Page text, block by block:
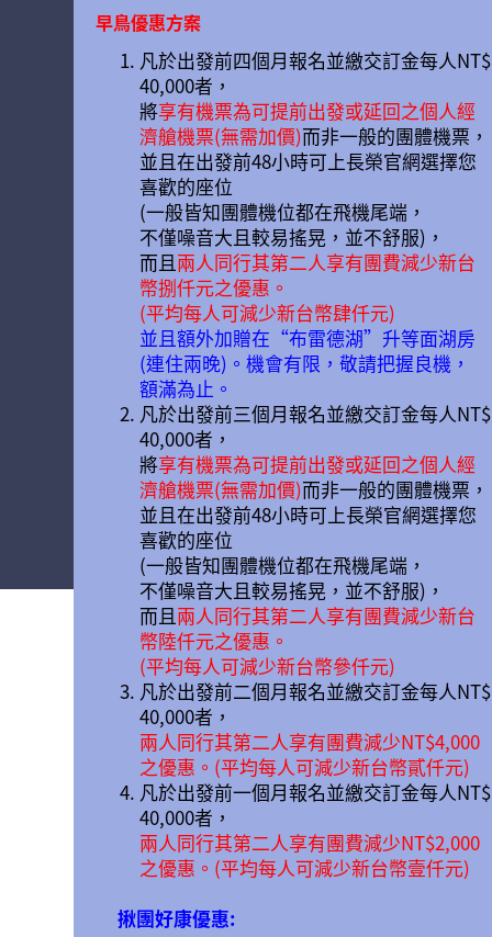
早鳥優惠方案
凡於出發前四個月報名並繳交訂金每人NT$
40,000者，
將享有機票為可提前出發或延回之個人經
濟艙機票(無需加價)而非一般的團體機票，
並且在出發前48小時可上長榮官網選擇您
喜歡的座位
(一般皆知團體機位都在飛機尾端，
不僅噪音大且較易搖晃，並不舒服)，
而且兩人同行其第二人享有團費減少新台
幣捌仟元之優惠。
(平均每人可減少新台幣肆仟元)
並且額外加贈在“布雷德湖”升等面湖房
(連住兩晚)。機會有限，敬請把握良機，
額滿為止。
凡於出發前三個月報名並繳交訂金每人NT$
40,000者，
將享有機票為可提前出發或延回之個人經
濟艙機票(無需加價)而非一般的團體機票，
並且在出發前48小時可上長榮官網選擇您
喜歡的座位
(一般皆知團體機位都在飛機尾端，
不僅噪音大且較易搖晃，並不舒服)，
而且兩人同行其第二人享有團費減少新台
幣陸仟元之優惠。
(平均每人可減少新台幣參仟元)
凡於出發前二個月報名並繳交訂金每人NT$
40,000者，
兩人同行其第二人享有團費減少NT$4,000
之優惠。(平均每人可減少新台幣貳仟元)
凡於出發前一個月報名並繳交訂金每人NT$
40,000者，
兩人同行其第二人享有團費減少NT$2,000
之優惠。(平均每人可減少新台幣壹仟元)
揪團好康優惠: